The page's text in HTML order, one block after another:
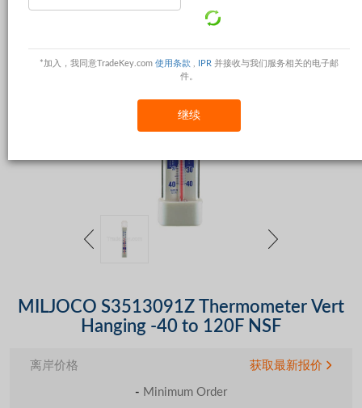
*加入，我同意TradeKey.com 使用条款 IPR 并接收与我们服务相关的电子邮
件。
继续
MILJOCO S3513091Z Thermometer Vert
Hanging -40 to 120F NSF
离岸价格 获取最新报价
- Minimum Order